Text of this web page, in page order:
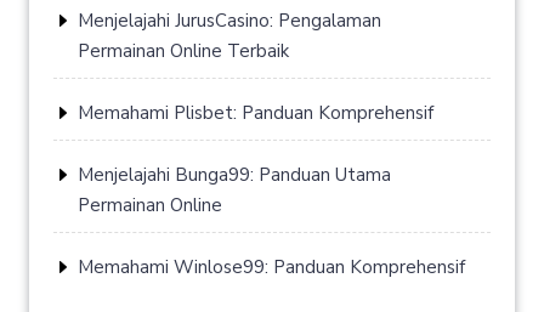
Menjelajahi JurusCasino: Pengalaman
Permainan Online Terbaik
Memahami Plisbet: Panduan Komprehensif
Menjelajahi Bunga99: Panduan Utama
Permainan Online
Memahami Winlose99: Panduan Komprehensif